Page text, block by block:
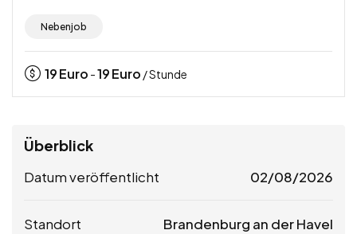
Nebenjob
19Euro -19Euro / Stunde
Überblick
Datum veröffentlicht 02/08/2026
Standort Brandenburg an der Havel